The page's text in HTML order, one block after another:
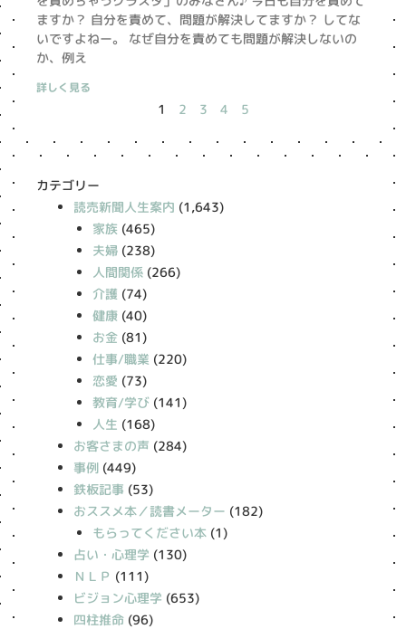
ますか？ 自分を責めて、問題が解決してますか？ してな
いですよねー。 なぜ自分を責めても問題が解決しないの
か、例え
詳しく見る
1 2 3 4 5
カテゴリー
読売新聞人生案内 (1,643)
家族(465)
夫婦(238)
人間関係(266)
介護 (74)
健康(40)
お金(81)
仕事/職業 (220)
恋愛 (73)
教育/学び(141)
人生 (168)
お客さまの声 (284)
事例 (449)
鉄板記事 (53)
おススメ本／読書メーター (182)
もらってください本(1)
占い・心理学 (130)
ＮＬＰ (111)
ビジョン心理学 (653)
四柱推命 (96)